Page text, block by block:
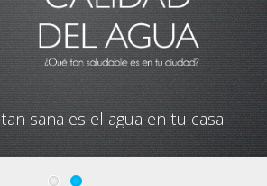
el mejor calentador solar de
México